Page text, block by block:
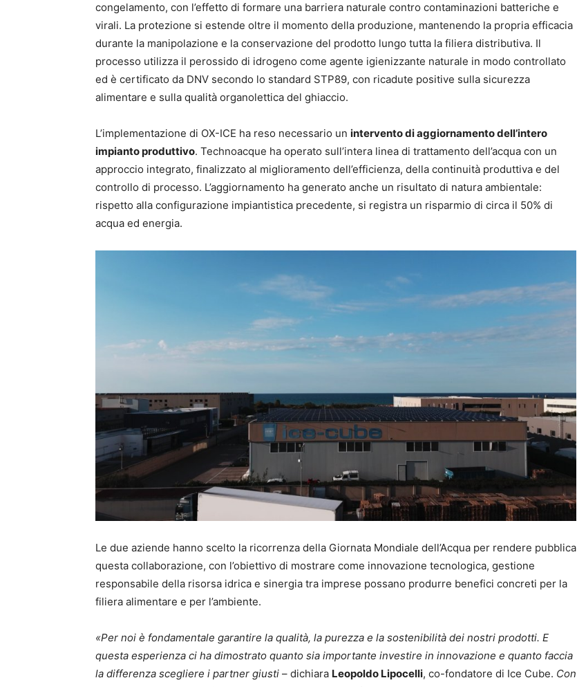
congelamento, con l’effetto di formare una barriera naturale contro contaminazioni batteriche e
virali. La protezione si estende oltre il momento della produzione, mantenendo la propria efficacia
durante la manipolazione e la conservazione del prodotto lungo tutta la filiera distributiva. Il
processo utilizza il perossido di idrogeno come agente igienizzante naturale in modo controllato
ed è certificato da DNV secondo lo standard STP89, con ricadute positive sulla sicurezza
alimentare e sulla qualità organolettica del ghiaccio.
L’implementazione di OX-ICE ha reso necessario un intervento di aggiornamento dell’intero
impianto produttivo. Technoacque ha operato sull’intera linea di trattamento dell’acqua con un
approccio integrato, finalizzato al miglioramento dell’efficienza, della continuità produttiva e del
controllo di processo. L’aggiornamento ha generato anche un risultato di natura ambientale:
rispetto alla configurazione impiantistica precedente, si registra un risparmio di circa il 50% di
acqua ed energia.
Le due aziende hanno scelto la ricorrenza della Giornata Mondiale dell’Acqua per rendere pubblica
questa collaborazione, con l’obiettivo di mostrare come innovazione tecnologica, gestione
responsabile della risorsa idrica e sinergia tra imprese possano produrre benefici concreti per la
filiera alimentare e per l’ambiente.
«Per noi è fondamentale garantire la qualità, la purezza e la sostenibilità dei nostri prodotti. E
questa esperienza ci ha dimostrato quanto sia importante investire in innovazione e quanto faccia
la differenza scegliere i partner giusti – dichiara Leopoldo Lipocelli, co-fondatore di Ice Cube. Con